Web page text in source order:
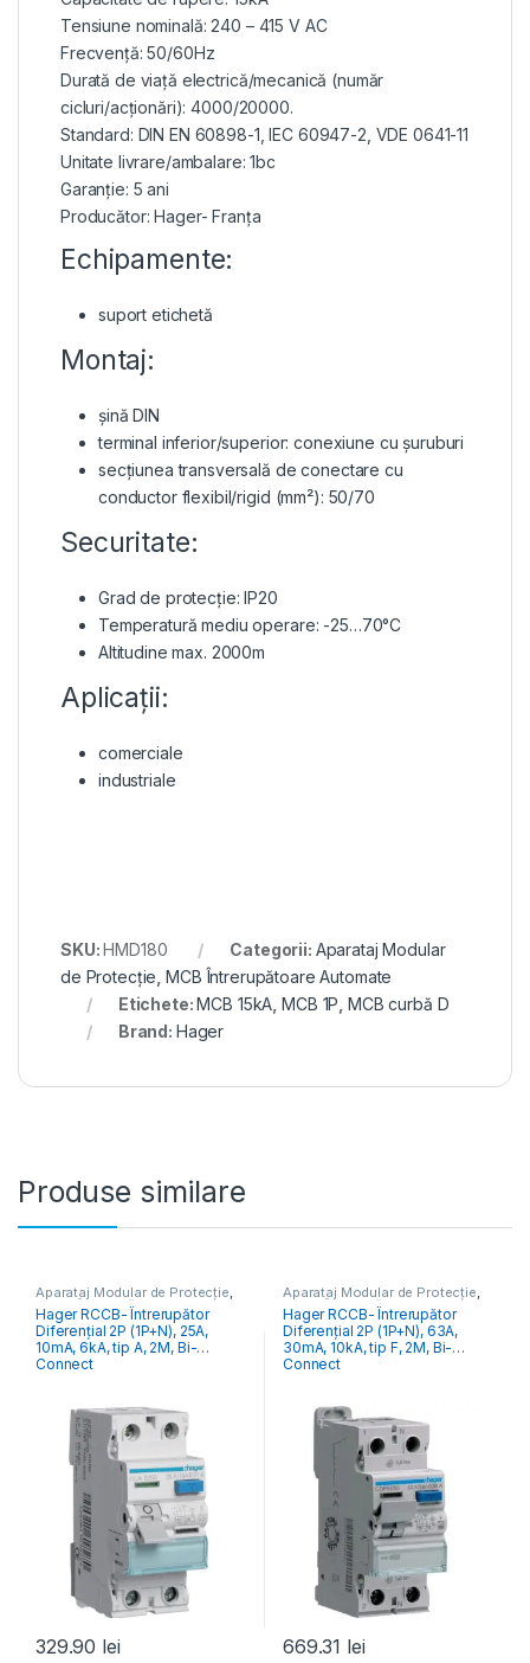
Tensiune nominală: 240 – 415 V AC
Frecvență: 50/60Hz
Durată de viață electrică/mecanică (număr
cicluri/acționări): 4000/20000.
Standard: DIN EN 60898-1, IEC 60947-2, VDE 0641-11
Unitate livrare/ambalare: 1bc
Garanție: 5 ani
Producător: Hager- Franța
Echipamente:
suport etichetă
Montaj:
șină DIN
terminal inferior/superior: conexiune cu șuruburi
secțiunea transversală de conectare cu
conductor flexibil/rigid (mm²): 50/70
Securitate:
Grad de protecție: IP20
Temperatură mediu operare: -25…70°C
Altitudine max. 2000m
Aplicații:
comerciale
industriale
SKU:HMD180 Categorii: Aparataj Modular
de Protecție ,MCB Întrerupătoare Automate
Etichete:MCB 15kA ,MCB 1P MCB curbă D
Brand: Hager
Produse similare
Aparataj Modular de Protecție,
RCCB Întrerupătoare Diferențiale
Hager RCCB- Întrerupător
Diferențial 2P (1P+N), 25A,
10mA, 6kA, tip A, 2M, Bi-
Connect
329.90 lei
Aparataj Modular de Protecție,
RCCB Întrerupătoare Diferențiale
Hager RCCB- Întrerupător
Diferențial 2P (1P+N), 63A,
30mA, 10kA, tip F, 2M, Bi-
Connect
669.31 lei